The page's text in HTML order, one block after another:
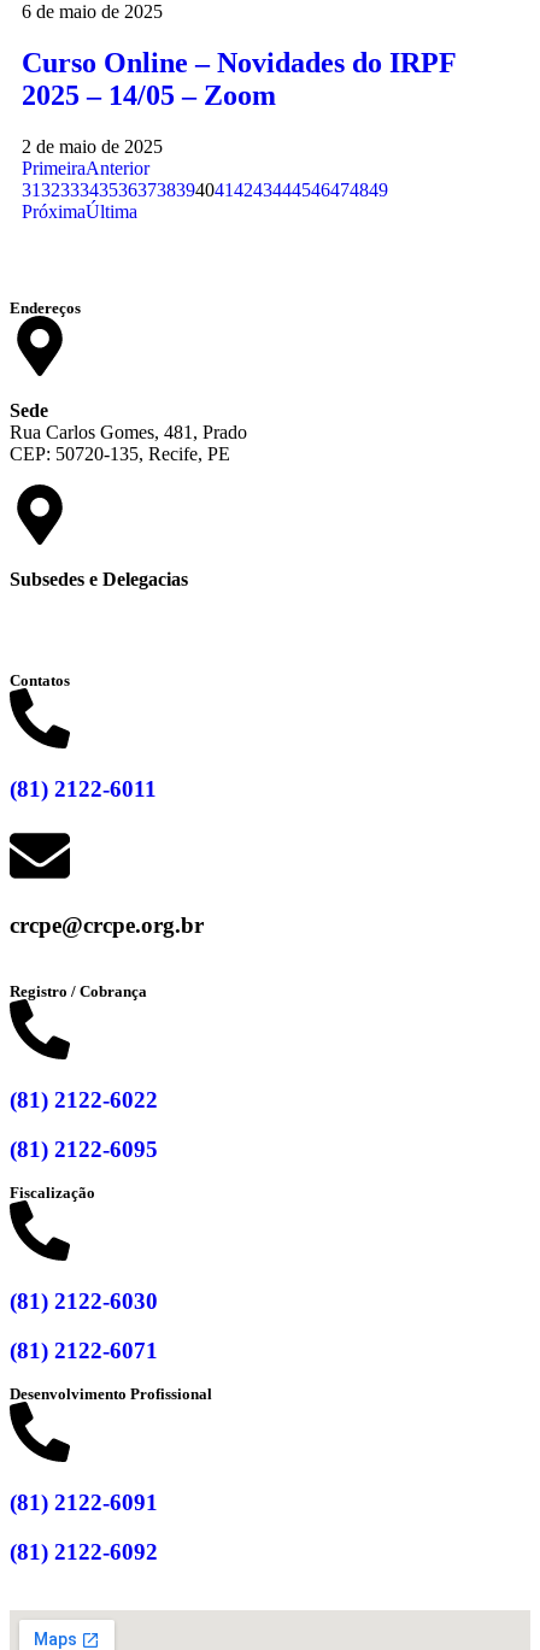
6 de maio de 2025
Curso Online – Novidades do IRPF
2025 – 14/05 – Zoom
2 de maio de 2025
PrimeiraAnterior
31323334353637383940414243444546474849
PróximaÚltima
Endereços
Sede
Rua Carlos Gomes, 481, Prado
CEP: 50720-135, Recife, PE
Subsedes e Delegacias
Contatos
(81) 2122-6011
crcpe@crcpe.org.br
Registro / Cobrança
(81) 2122-6022
(81) 2122-6095
Fiscalização
(81) 2122-6030
(81) 2122-6071
Desenvolvimento Profissional
(81) 2122-6091
(81) 2122-6092